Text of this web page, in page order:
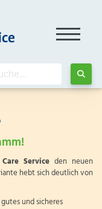
Service den neuen
hebt sich deutlich von
und sicheres